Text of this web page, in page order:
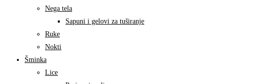
Nega tela
Sapuni i gelovi za tuširanje
Ruke
Nokti
Šminka
Lice